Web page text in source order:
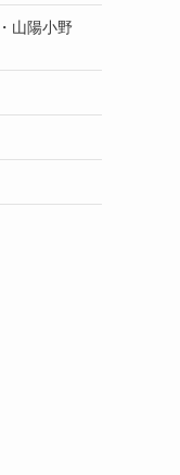
山陽小野